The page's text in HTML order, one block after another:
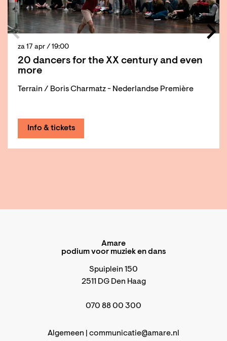
20 dancers for the XX century and even
more
Terrain / Boris Charmatz - Nederlandse Première
za 17 apr / 19:00
Info & tickets
Amare
podium voor muziek en dans
Spuiplein 150
2511 DG Den Haag
070 88 00 300
Algemeen | communicatie@amare.nl